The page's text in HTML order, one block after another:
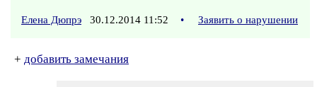
Елена Дюпрэ 30.12.2014 11:52 • Заявить о нарушении
+ добавить замечания